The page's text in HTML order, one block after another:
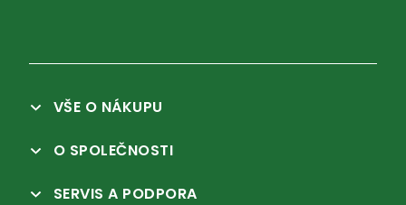
VŠE O NÁKUPU
O SPOLEČNOSTI
SERVIS A PODPORA